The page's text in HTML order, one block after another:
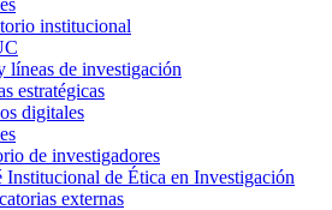
institucional
líneas de investigación
estratégicas
digitales
de investigadores
Institucional de Ética en Investigación
externas